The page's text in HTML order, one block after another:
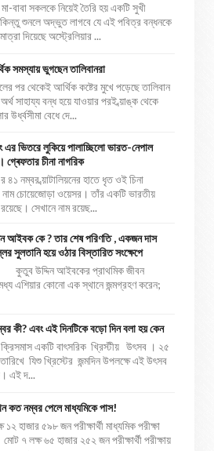
বাবা সকলকে নিয়েই তৈরি হয় একটি সুখী
শুনলে অদ্ভুত লাগবে যে এই পবিত্র বন্ধনকে
দিয়েছে অস্ট্রেলিয়ার ...
সমস্যায় ভুগছেন তালিবানরা
পর থেকেই আর্থিক কষ্টের মুখে পড়েছে তালিবান
অর্থ সাহায্য বন্ধ হয়ে যাওয়ার পরই ব্য়াঙ্ক থেকে
উর্ধ্বসীমা বেধে দে...
এর ভিতরে লুকিয়ে পালাচ্ছিলো ভারত-নেপাল
গ্ৰেফতার চীনা নাগরিক
নম্বর ব্য়াটালিয়নের হাতে ধৃত ওই চিনা
নাম চোয়েজোড়া ওয়েসর। তাঁর একটি ভারতীয়
সেখানে নাম রয়েছ...
আইবক কে ? তার শেষ পরিণতি , একজন দাস
সুলতানি হয়ে ওঠার বিস্তারিত সংক্ষেপে
আইবকের প্রাথমিক জীবন
এশিয়ার কোনো এক স্থানে জন্মগ্রহণ করেন;
কী? এবং এই দিনটিকে বড়ো দিন বলা হয় কেন
ক্রিসমাস একটি বাৎসরিক খ্রিস্টীয় উৎসব । ২৫
যিশু খ্রিস্টের জন্মদিন উপলক্ষে এই উৎসব
এই দ...
কত নম্বর পেলে মাধ্যমিকে পাস!
হাজার ৫৯৮ জন পরীক্ষার্থী মাধ্যমিক পরীক্ষা
মোট ৭ লক্ষ ৬৫ হাজার ২৫২ জন পরীক্ষার্থী পরীক্ষায়